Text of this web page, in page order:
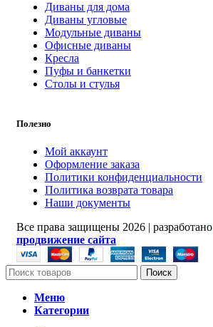
Диваны для дома
Диваны угловые
Модульные диваны
Офисные диваны
Кресла
Пуфы и банкетки
Столы и стулья
Полезно
Мой аккаунт
Оформление заказа
Политики конфиденциальности
Политика возврата товара
Наши документы
Все права защищены 2026 | разработано
продвижение сайта
Поиск
Меню
Категории